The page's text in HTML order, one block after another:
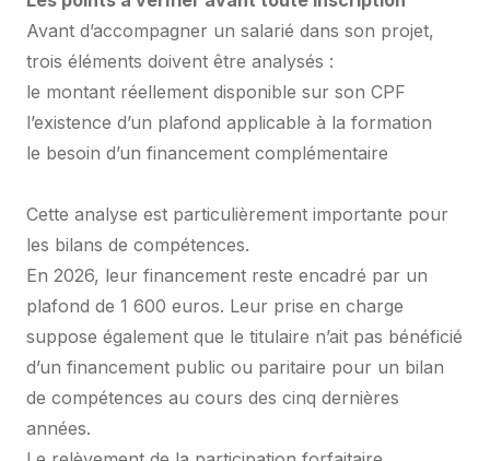
Avant d’accompagner un salarié dans son projet,
trois éléments doivent être analysés :
le montant réellement disponible sur son CPF
l’existence d’un plafond applicable à la formation
le besoin d’un financement complémentaire
Cette analyse est particulièrement importante pour
les bilans de compétences.
En 2026, leur financement reste encadré par un
plafond de 1 600 euros. Leur prise en charge
suppose également que le titulaire n’ait pas bénéficié
d’un financement public ou paritaire pour un bilan
de compétences au cours des cinq dernières
années.